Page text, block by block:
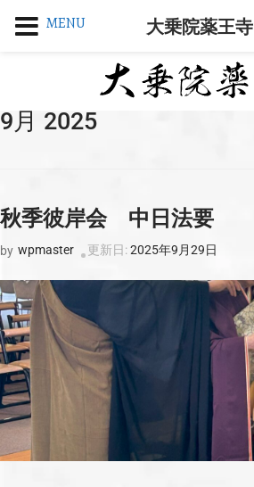
9月 2025
秋季彼岸会 中日法要
by wpmaster 更新日:2025年9月29日
MENU 大乗院薬王寺